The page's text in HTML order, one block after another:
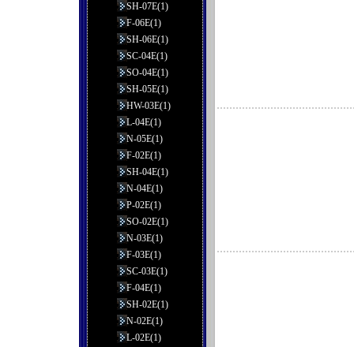
SH-07E(1)
F-06E(1)
SH-06E(1)
SC-04E(1)
SO-04E(1)
SH-05E(1)
HW-03E(1)
L-04E(1)
N-05E(1)
F-02E(1)
SH-04E(1)
N-04E(1)
P-02E(1)
SO-02E(1)
N-03E(1)
F-03E(1)
SC-03E(1)
F-04E(1)
SH-02E(1)
N-02E(1)
L-02E(1)